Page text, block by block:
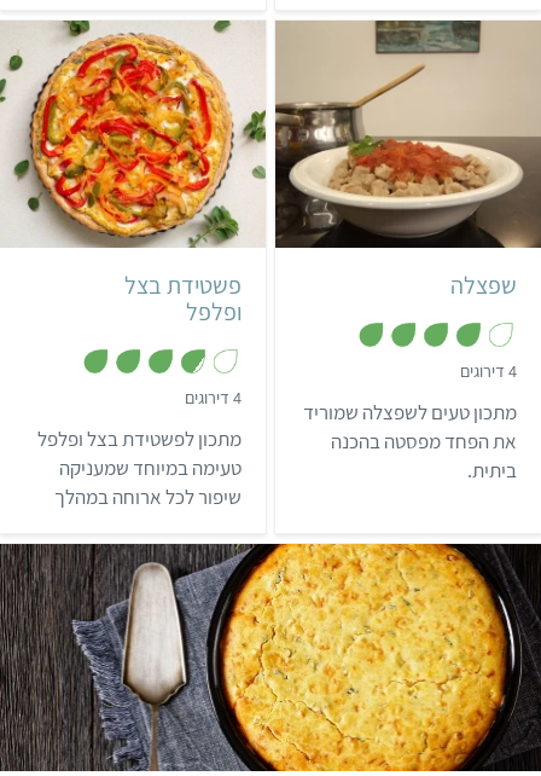
כל ירק אחר שאוהבים.
בינוני 30 דקות
4 מנות גרמני
שפצלה
4 דירוגים
מ
ת
ו
ך
מתכון טעים לשפצלה שמוריד
את הפחד מפסטה בהכנה
ביתית.
בינוני
פשטידת בצל
ופלפל
4 דירוגים
.
8
מ
ת
ו
מתכון לפשטידת בצל ופלפל
טעימה במיוחד שמעניקה
שיפור לכל ארוחה במהלך
קל 55 דקות ישראלי